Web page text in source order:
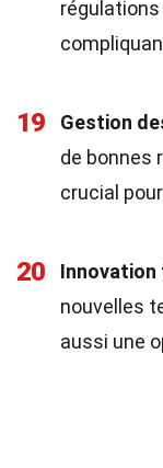
19 Gestion
de bonnes
crucial
20
nouvelles
aussi une